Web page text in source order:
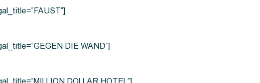
DIE WAND”]
DOLLAR HOTEL”]